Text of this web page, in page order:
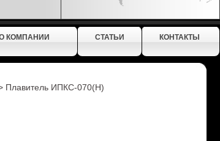
КОМПАНИИ СТАТЬИ КОНТАКТЫ
Плавитель ИПКС-070(Н)